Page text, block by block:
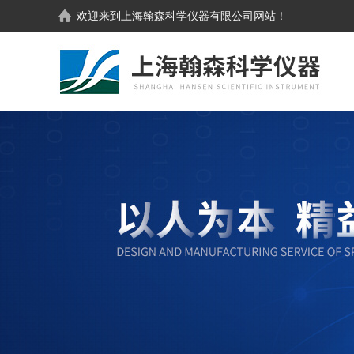
欢迎来到 上海翰森科学仪器有限公司 网站！